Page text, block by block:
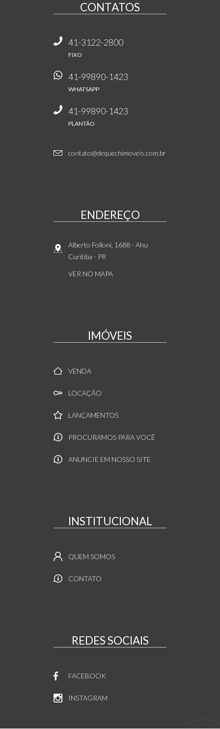
CONTATOS
41-3122-2800
FIXO
41-99890-1423
WHATSAPP
41-99890-1423
PLANTÃO
contato@dequechimoveis.com.br
ENDEREÇO
Alberto Folloni, 1688- Ahu
Curitiba - PR
VER NO MAPA
IMÓVEIS
VENDA
LOCAÇÃO
LANÇAMENTOS
PROCURAMOS PARA VOCÊ
ANUNCIE EM NOSSO SITE
INSTITUCIONAL
QUEM SOMOS
CONTATO
REDES SOCIAIS
FACEBOOK
INSTAGRAM